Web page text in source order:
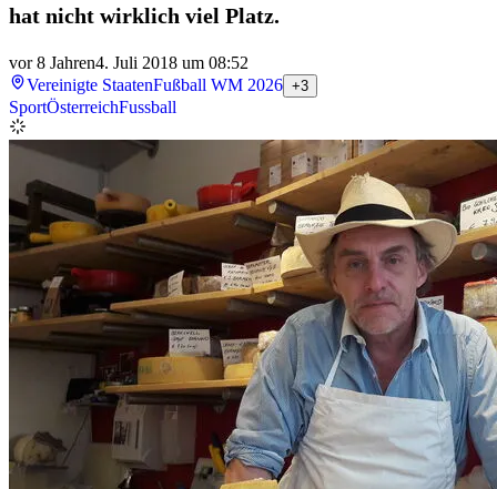
hat nicht wirklich viel Platz.
vor 8 Jahren4. Juli 2018 um 08:52
Vereinigte StaatenFußball WM 2026 +3
SportÖsterreichFussball